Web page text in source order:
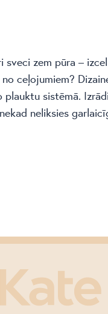
sveci zem pūra –
ceļojumiem?
plauktu sistēmā.
neliksies